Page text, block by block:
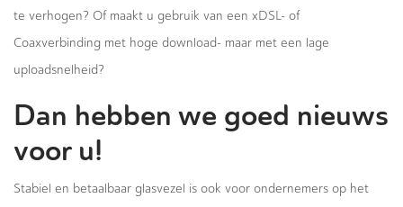
te verhogen? Of maakt u gebruik van een xDSL- of
Coaxverbinding met hoge download- maar met een lage
uploadsnelheid?
Dan hebben we goed nieuws
voor u!
Stabiel en betaalbaar glasvezel is ook voor ondernemers op het